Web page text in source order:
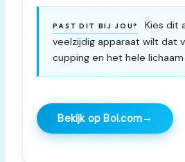
PAST DIT BIJ JOU?
Kies dit
veelzijdig apparaat wilt dat
cupping en het hele lichaam
Bekijk op Bol.com→